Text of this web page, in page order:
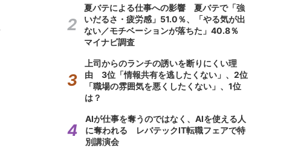
夏バテによる仕事への影響 夏バテで「強
いだるさ・疲労感」51.0％、「やる気が出
ない／モチベーションが落ちた」40.8％
マイナビ調査
上司からのランチの誘いを断りにくい理
由 3位「情報共有を逃したくない」、2位
「職場の雰囲気を悪くしたくない」、1位
は？
AIが仕事を奪うのではなく、AIを使える人
に奪われる レバテックIT転職フェアで特
別講演会